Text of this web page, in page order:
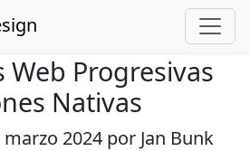
Web Progresivas
Nativas
2024 por Jan Bunk